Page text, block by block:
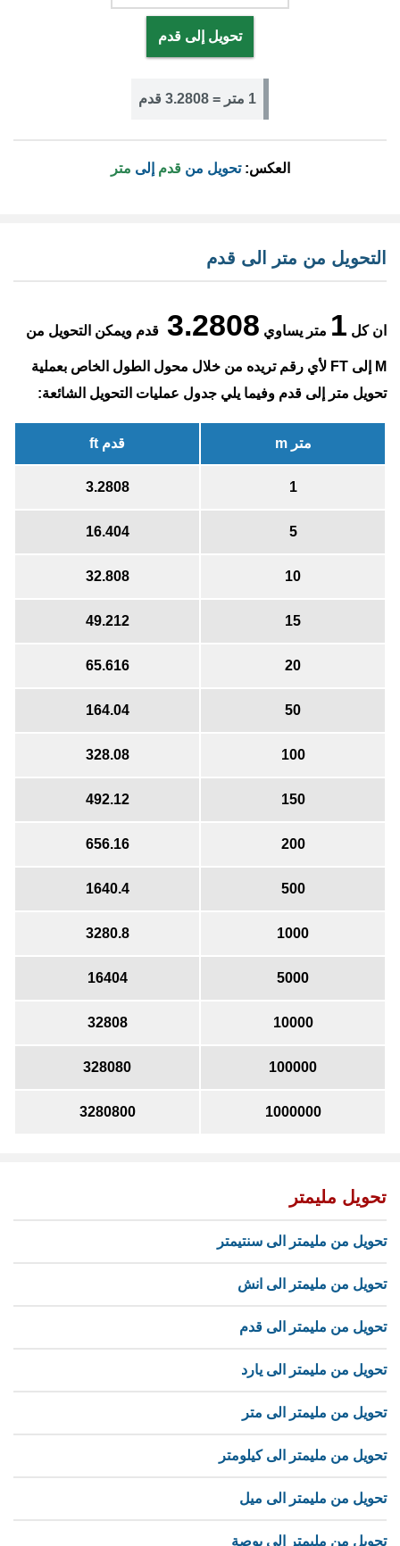
تحويل إلى قدم
1 متر = 3.2808 قدم
العكس:تحويل منقدم إلى متر
التحويل من متر الى قدم
ان كل 1 متر يساوي 3.2808 قدم ويمكن التحويل من
M إلى FT لأي رقم تريده من خلال محول الطول الخاص بعملية
تحويل متر إلى قدم وفيما يلي جدول عمليات التحويل الشائعة:
متر m قدم ft
1
3.2808
5
16.404
10
32.808
15
49.212
20
65.616
50
164.04
100
328.08
150
492.12
200
656.16
500
1640.4
1000
3280.8
5000
16404
10000
32808
100000
328080
1000000
3280800
تحويل مليمتر
تحويل من مليمتر الى سنتيمتر
تحويل من مليمتر الى انش
تحويل من مليمتر الى قدم
تحويل من مليمتر الى يارد
تحويل من مليمتر الى متر
تحويل من مليمتر الى كيلومتر
تحويل من مليمتر الى ميل
تحويل من مليمتر الى بوصة